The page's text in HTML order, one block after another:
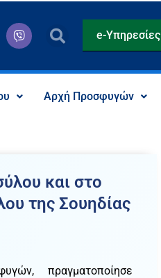
V
i
b
r
e-Υπηρεσίες
Αρχή Προσφυγών
και στο
της Σουηδίας
πραγματοποίησε